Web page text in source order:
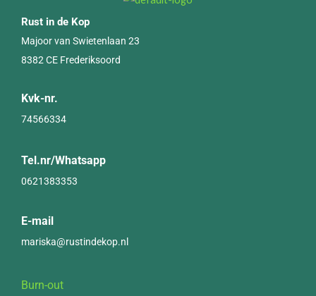
Rust in de Kop
Majoor van Swietenlaan 23
8382 CE Frederiksoord
Kvk-nr.
74566334
Tel.nr/Whatsapp
0621383353
E-mail
mariska@rustindekop.nl
Burn-out